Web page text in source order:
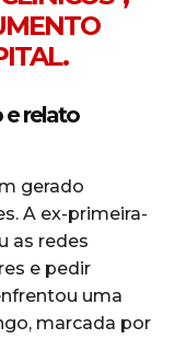
e relato
gerado
A ex-primeira-
as redes
e pedir
uma
marcada por